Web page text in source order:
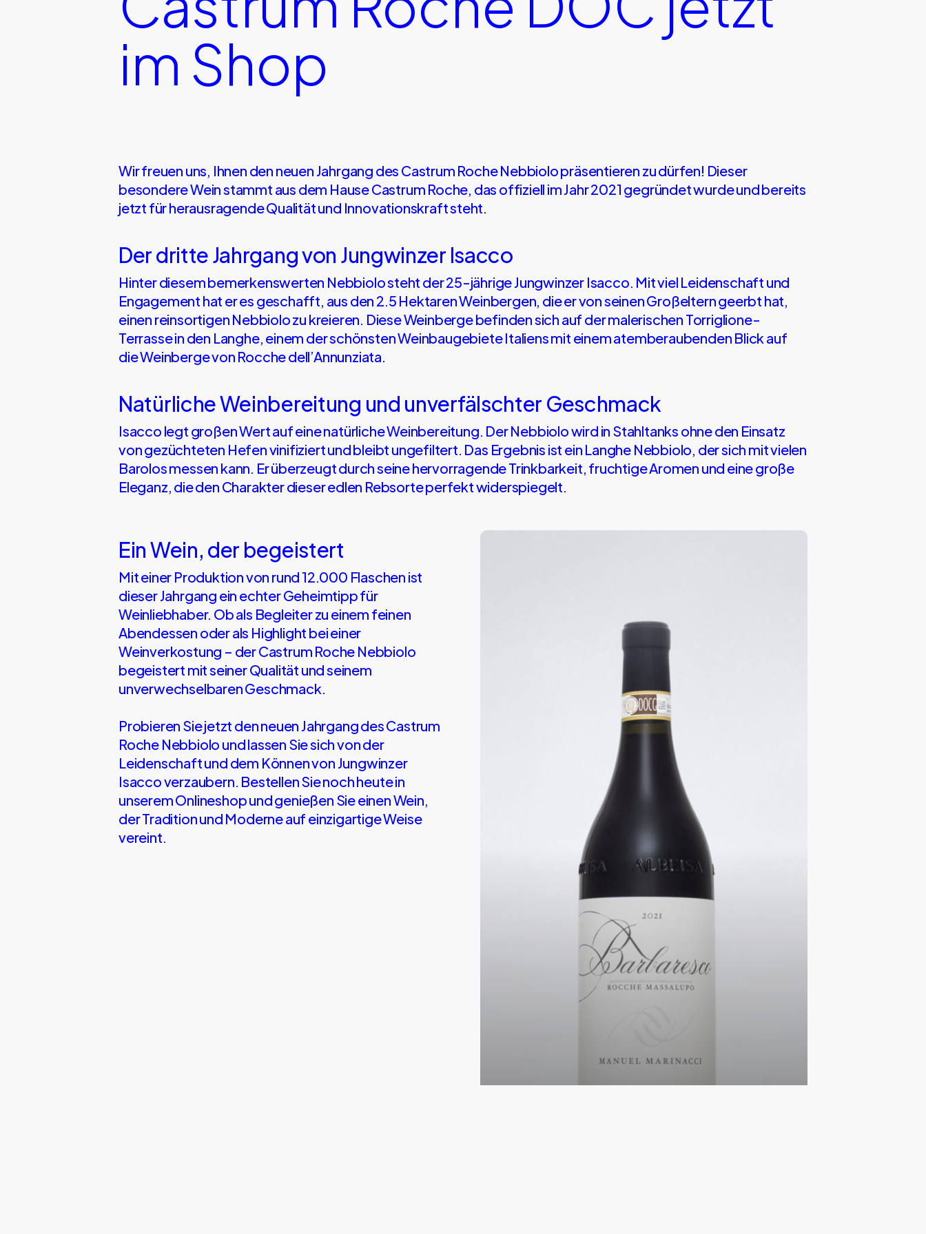
im Shop
Wir freuen uns, Ihnen den neuen Jahrgang des Castrum Roche Nebbiolo präsentieren zu dürfen! Dieser
besondere Wein stammt aus dem Hause Castrum Roche, das offiziell im Jahr 2021 gegründet wurde und bereits
jetzt für herausragende Qualität und Innovationskraft steht.
Der dritte Jahrgang von Jungwinzer Isacco
Hinter diesem bemerkenswerten Nebbiolo steht der 25-jährige Jungwinzer Isacco. Mit viel Leidenschaft und
Engagement hat er es geschafft, aus den 2.5 Hektaren Weinbergen, die er von seinen Großeltern geerbt hat,
einen reinsortigen Nebbiolo zu kreieren. Diese Weinberge befinden sich auf der malerischen Torriglione-
Terrasse in den Langhe, einem der schönsten Weinbaugebiete Italiens mit einem atemberaubenden Blick auf
die Weinberge von Rocche dell’Annunziata.
Natürliche Weinbereitung und unverfälschter Geschmack
Isacco legt großen Wert auf eine natürliche Weinbereitung. Der Nebbiolo wird in Stahltanks ohne den Einsatz
von gezüchteten Hefen vinifiziert und bleibt ungefiltert. Das Ergebnis ist ein Langhe Nebbiolo, der sich mit vielen
Barolos messen kann. Er überzeugt durch seine hervorragende Trinkbarkeit, fruchtige Aromen und eine große
Eleganz, die den Charakter dieser edlen Rebsorte perfekt widerspiegelt.
Ein Wein, der begeistert
Mit einer Produktion von rund 12.000 Flaschen ist
dieser Jahrgang ein echter Geheimtipp für
Weinliebhaber. Ob als Begleiter zu einem feinen
Abendessen oder als Highlight bei einer
Weinverkostung – der Castrum Roche Nebbiolo
begeistert mit seiner Qualität und seinem
unverwechselbaren Geschmack.
Probieren Sie jetzt den neuen Jahrgang des Castrum
Roche Nebbiolo und lassen Sie sich von der
Leidenschaft und dem Können von Jungwinzer
Isacco verzaubern. Bestellen Sie noch heute in
unserem Onlineshop und genießen Sie einen Wein,
der Tradition und Moderne auf einzigartige Weise
vereint.
Barbaresco